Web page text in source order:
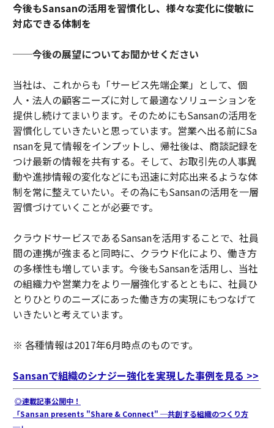
今後もSansanの活用を習慣化し、様々な変化に俊敏に
対応できる体制を
──今後の展望についてお聞かせください
当社は、これからも「サービス先端企業」として、個
人・法人の顧客ニーズに対して最適なソリューションを
提供し続けてまいります。そのためにもSansanの活用を
習慣化していきたいと思っています。営業へ出る前にSa
nsanを見て情報をインプットし、帰社後は、商談記録を
つけ最新の情報を共有する。そして、お取引先の人事異
動や進捗情報の変化などにも迅速に対応出来るような体
制を常に整えていたい。その為にもSansanの活用を一層
習慣づけていくことが必要です。
クラウドサービスであるSansanを活用することで、社員
間の連携が強まると同時に、クラウド化により、働き方
の多様性も増しています。今後もSansanを活用し、当社
の組織力や営業力をより一層強化するとともに、社員ひ
とりひとりのニーズにあった働き方の実現にもつなげて
いきたいと考えています。
※ 各種情報は2017年6月時点のものです。
Sansanで組織のシナジー強化を実現した事例を見る >>
◎連載記事公開中！
「Sansan presents "Share & Connect" ─共創する組織のつくり方